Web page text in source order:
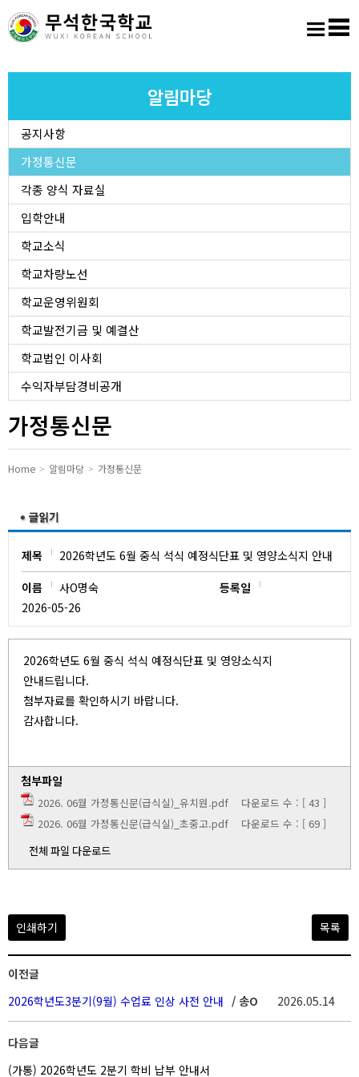
홈로그인회원가입사이트맵
교육마당
알림마당
학생활동
진학진로
학교도서실
유치원
알림마당
공지사항
가정통신문
각종 양식 자료실
입학안내
학교소식
학교차량노선
학교운영위원회
학교발전기금 및 예결산
학교법인 이사회
수익자부담경비공개
가정통신문
Home 알림마당 가정통신문
제목
​​​2026학년도 6월 중식 석식 예정식단표 및 영양소식지 안내
이름
사O명숙
등록일
2026-05-26
​​​2026학년도 6월 중식 석식 예정식단표 및 영양소식지
안내드립니다.
첨부자료를 확인하시기 바랍니다.
감사합니다.
첨부파일
2026. 06월 가정통신문(급식실)_유치원.pdf 다운로드 수 : [ 43 ]
2026. 06월 가정통신문(급식실)_초중고.pdf 다운로드 수 : [ 69 ]
전체 파일 다운로드
인쇄하기 목록
이전글
2026학년도3분기(9월) 수업료 인상 사전 안내 / 송O 2026.05.14
다음글
(가통) 2026학년도 2분기 학비 납부 안내서